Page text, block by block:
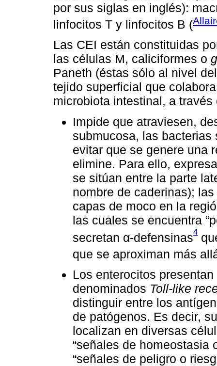
por sus siglas en inglés):
linfocitos T y linfocitos B (
Las CEI están constituidas
las células M, caliciformes o
Paneth (éstas sólo al nivel
tejido superficial que
microbiota intestinal, a
Impide que atraviesen,
submucosa, las
evitar que se genere una
elimine. Para ello,
se sitúan entre la parte
nombre de caderinas);
capas de moco en la
las cuales se encuentra
secretan α-defensinas4
que se aproximan más
Los enterocitos
denominados Toll-like
distinguir entre los
de patógenos. Es decir,
localizan en diversas
“señales de homeostasia
“señales de peligro o